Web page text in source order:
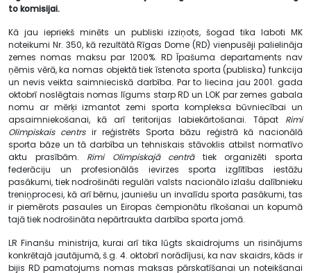
tokomisijai.
Kā jau iepriekš minēts un publiski izziņots, šogad tika laboti MK
noteikumi Nr. 350, kā rezultātā Rīgas Dome (RD) vienpusēji palielināja
zemes nomas maksu par 1200%. RD Īpašuma departaments nav
ņēmis vērā, ka nomas objektā tiek īstenota sporta (publiska) funkcija
un nevis veikta saimnieciskā darbība. Par to liecina jau 2001. gada
oktobrī noslēgtais nomas līgums starp RD un LOK par zemes gabala
nomu ar mērķi izmantot zemi sporta kompleksa būvniecībai un
apsaimniekošanai, kā arī teritorijas labiekārtošanai. Tāpat Rimi
Olimpiskais centrsir reģistrēts Sporta bāzu reģistrā kā nacionālā
sporta bāze un tā darbība un tehniskais stāvoklis atbilst normatīvo
aktu prasībām. Rimi Olimpiskajā centrā tiek organizēti sporta
federāciju un profesionālās ievirzes sporta izglītības iestāžu
pasākumi, tiek nodrošināti regulāri valsts nacionālo izlašu dalībnieku
treniņprocesi, kā arī bērnu, jauniešu un invalīdu sporta pasākumi, tas
ir piemērots pasaules un Eiropas čempionātu rīkošanai un kopumā
tajā tiek nodrošināta nepārtraukta darbība sporta jomā.
LR Finanšu ministrija, kurai arī tika lūgts skaidrojums un risinājums
konkrētajā jautājumā, š.g. 4. oktobrī norādījusi, ka nav skaidrs, kāds ir
bijis RD pamatojums nomas maksas pārskatīšanai un noteikšanai